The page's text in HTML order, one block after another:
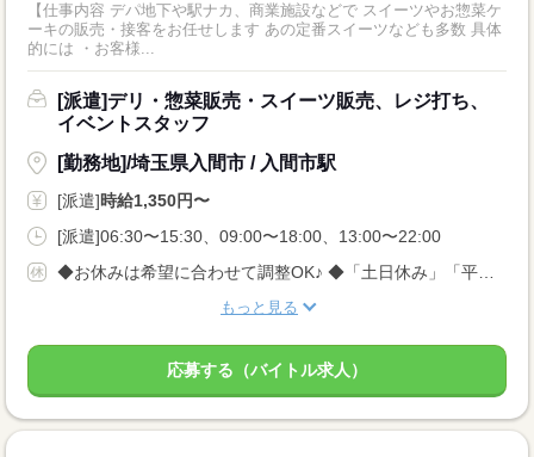
【仕事内容 デパ地下や駅ナカ、商業施設などで スイーツやお惣菜ケ
ーキの販売・接客をお任せします あの定番スイーツなども多数 具体
的には ・お客様...
[派遣]デリ・惣菜販売・スイーツ販売、レジ打ち、
イベントスタッフ
[勤務地]/埼玉県入間市 / 入間市駅
[派遣]時給1,350円〜
[派遣]06:30〜15:30、09:00〜18:00、13:00〜22:00
◆お休みは希望に合わせて調整OK♪ ◆「土日休み」「平日休み」などもお気軽にご相談ください！ ◆テスト期間や家庭の事情など、柔軟に対応します◎
もっと見る
応募する（バイトル求人）